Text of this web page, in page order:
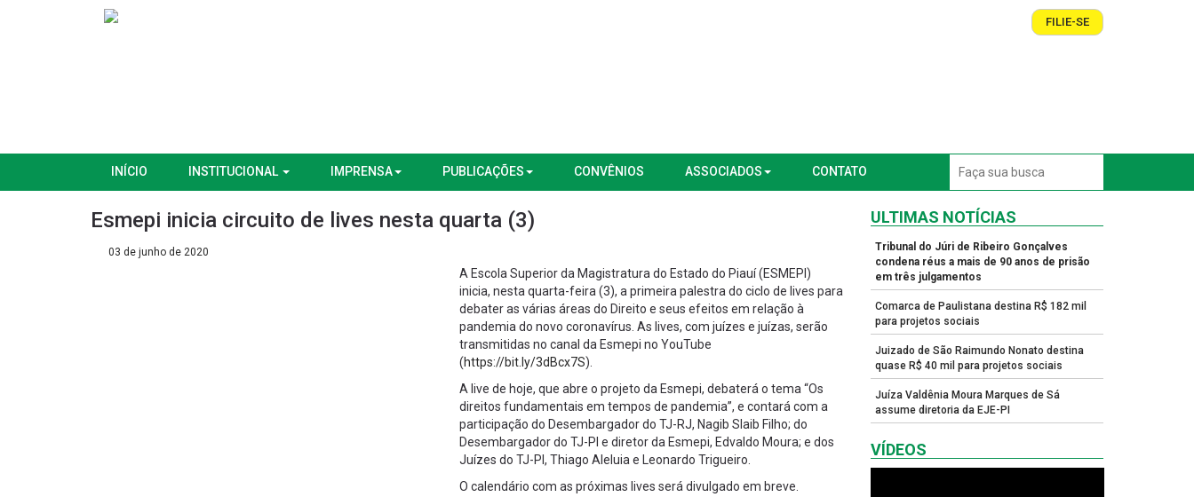
FILIE-SE
INÍCIO INSTITUCIONAL IMPRENSA PUBLICAÇÕES CONVÊNIOS ASSOCIADOS CONTATO
Esmepi inicia circuito de lives nesta quarta (3)
03 de junho de 2020
A Escola Superior da Magistratura do Estado do Piauí (ESMEPI)
inicia, nesta quarta-feira (3), a primeira palestra do ciclo de lives para
debater as várias áreas do Direito e seus efeitos em relação à
pandemia do novo coronavírus. As lives, com juízes e juízas, serão
transmitidas no canal da Esmepi no YouTube
(https://bit.ly/3dBcx7S).
A live de hoje, que abre o projeto da Esmepi, debaterá o tema “Os
direitos fundamentais em tempos de pandemia”, e contará com a
participação do Desembargador do TJ-RJ, Nagib Slaib Filho; do
Desembargador do TJ-PI e diretor da Esmepi, Edvaldo Moura; e dos
Juízes do TJ-PI, Thiago Aleluia e Leonardo Trigueiro.
O calendário com as próximas lives será divulgado em breve.
ULTIMAS NOTÍCIAS
Tribunal do Júri de Ribeiro Gonçalves
condena réus a mais de 90 anos de prisão
em três julgamentos
Comarca de Paulistana destina R$ 182 mil
para projetos sociais
Juizado de São Raimundo Nonato destina
quase R$ 40 mil para projetos sociais
Juíza Valdênia Moura Marques de Sá
assume diretoria da EJE-PI
VÍDEOS